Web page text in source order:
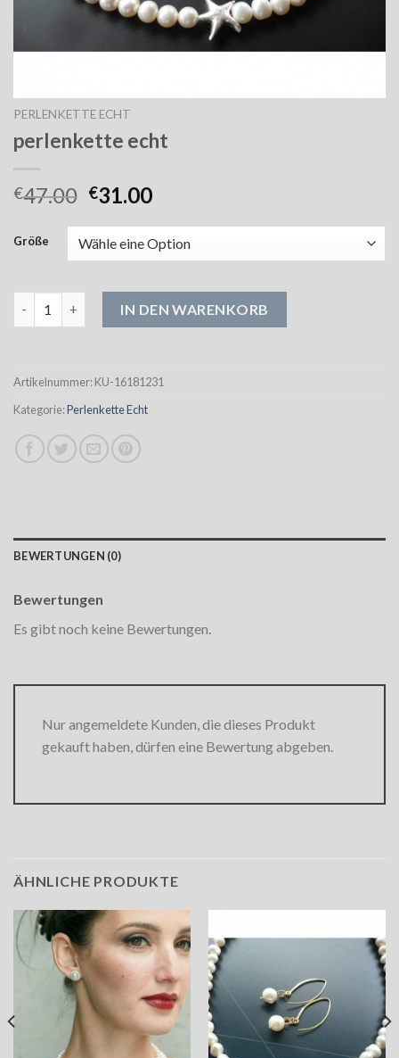
PERLENKETTE ECHT
perlenkette echt
€47.00 €31.00
Größe
IN DEN WARENKORB
Artikelnummer:KU-16181231
Kategorie:Perlenkette Echt
BEWERTUNGEN (0)
Bewertungen
Es gibt noch keine Bewertungen.
Nur angemeldete Kunden, die dieses Produkt
gekauft haben, dürfen eine Bewertung abgeben.
ÄHNLICHE PRODUKTE